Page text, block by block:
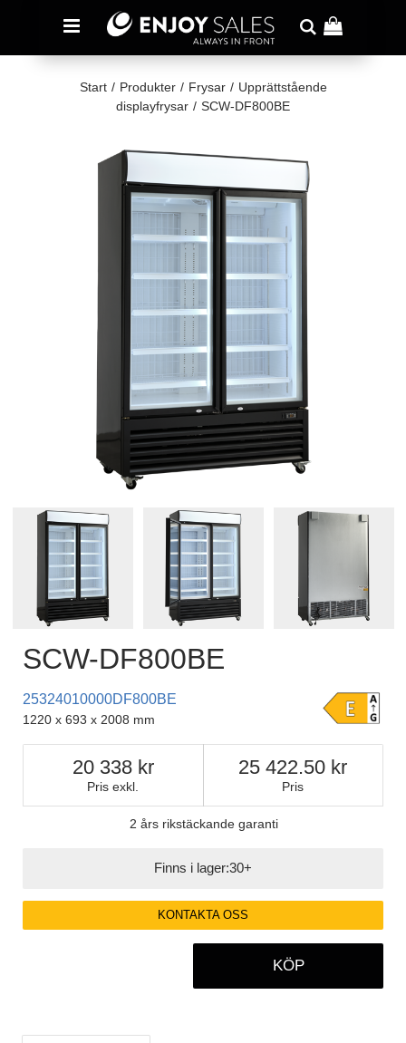
Start / Produkter / Frysar / Upprättstående
displayfrysar / SCW-DF800BE
SCW-DF800BE
25324010000DF800BE
1220 x 693 x 2008 mm
Pris exkl.
20 338
Pris
25 422.50
2 års rikstäckande garanti
Finns i lager:30+
KONTAKTA OSS
KÖP